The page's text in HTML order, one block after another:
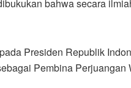
bahwa secara
Presiden Republik
Pembina Perjuangan